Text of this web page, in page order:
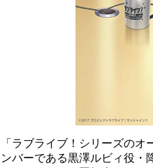
「ラブライブ！シリーズの
ンバーである黒澤ルビィ役・